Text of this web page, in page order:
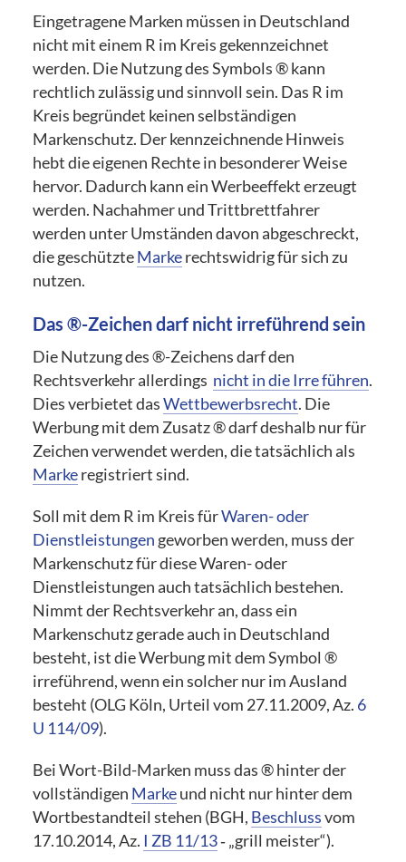
Eingetragene Marken müssen in Deutschland
nicht mit einem R im Kreis gekennzeichnet
werden. Die Nutzung des Symbols ® kann
rechtlich zulässig und sinnvoll sein. Das R im
Kreis begründet keinen selbständigen
Markenschutz. Der kennzeichnende Hinweis
hebt die eigenen Rechte in besonderer Weise
hervor. Dadurch kann ein Werbeeffekt erzeugt
werden. Nachahmer und Trittbrettfahrer
werden unter Umständen davon abgeschreckt,
die geschützteMarkerechtswidrig für sich zu
nutzen.
Das ®-Zeichen darf nicht irreführend sein
Die Nutzung des ®-Zeichens darf den
Rechtsverkehr allerdings nicht in die Irre führen.
Dies verbietet dasWettbewerbsrecht. Die
Werbung mit dem Zusatz ® darf deshalb nur für
Zeichen verwendet werden, die tatsächlich als
Markeregistriert sind.
Soll mit dem R im Kreis fürWaren- oder
Dienstleistungen geworben werden, muss der
Markenschutz für diese Waren- oder
Dienstleistungen auch tatsächlich bestehen.
Nimmt der Rechtsverkehr an, dass ein
Markenschutz gerade auch in Deutschland
besteht, ist die Werbung mit dem Symbol ®
irreführend, wenn ein solcher nur im Ausland
besteht (OLG Köln, Urteil vom 27.11.2009, Az. 6
U 114/09).
Bei Wort-Bild-Marken muss das ® hinter der
vollständigen Markeund nicht nur hinter dem
Wortbestandteil stehen (BGH, Beschlussvom
17.10.2014, Az. I ZB 11/13‑ „grill meister“).